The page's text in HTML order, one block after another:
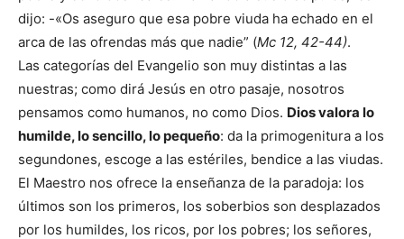
dijo: -«Os aseguro que esa pobre viuda ha echado en el
arca de las ofrendas más que nadie” (Mc 12, 42-44).
Las categorías del Evangelio son muy distintas a las
nuestras; como dirá Jesús en otro pasaje, nosotros
pensamos como humanos, no como Dios. Dios valora lo
humilde, lo sencillo, lo pequeño: da la primogenitura a los
segundones, escoge a las estériles, bendice a las viudas.
El Maestro nos ofrece la enseñanza de la paradoja: los
últimos son los primeros, los soberbios son desplazados
por los humildes, los ricos, por los pobres; los señores,